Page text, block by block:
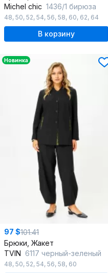
Michel chic 1436/1 бирюза
48, 50, 52, 54, 56, 58, 60, 62, 64
В корзину
Новинка
97 $101.41
Брюки, Жакет
TVIN 6117 черный-зеленый
48, 50, 52, 54, 56, 58, 60